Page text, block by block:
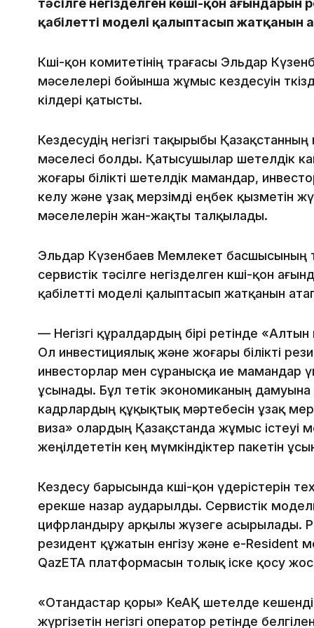
тәсілге негізделген көші-қон ағындарын
қабілетті моделі қалыптасып жатқанын
Көші-қон комитетінің төрағасы Эльдар
мәселелері бойынша жұмыс кездесуін
өкілдері қатысты.
Кездесудің негізгі тақырыбы Қазақстанның
мәселесі болды. Қатысушылар шетелдік
жоғары білікті шетелдік мамандар,
келу және ұзақ мерзімді еңбек қызметін
мәселелерін жан-жақты талқылады.
Эльдар Күзенбаев Мемлекет басшысының
сервистік тәсілге негізделген көші-қон
қабілетті моделі қалыптасып жатқанын атап
— Негізгі құралдардың бірі ретінде «Алтын
Ол инвестициялық және жоғары білікті
инвесторлар мен сұранысқа ие мамандар
ұсынады. Бұл тетік экономиканың
кадрлардың құқықтық мәртебесін ұзақ
виза» олардың Қазақстанда жұмыс істеуі
жеңілдететін кең мүмкіндіктер пакетін
Кездесу барысында көші-қон үдерістерін
ерекше назар аударылды. Сервистік
цифрландыру арқылы жүзеге асырылады.
резидент құжатын енгізу және e-Resident
QazETA платформасын толық іске қосу
«Отандастар қоры» КеАҚ шетелде
жүргізетін негізгі оператор ретінде